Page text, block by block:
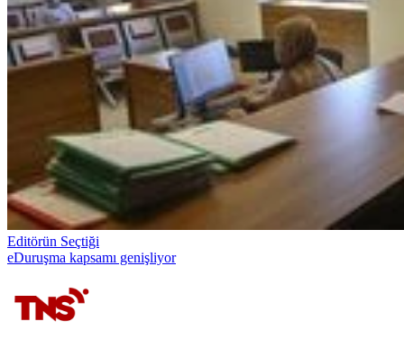
Editörün Seçtiği
eDuruşma kapsamı genişliyor